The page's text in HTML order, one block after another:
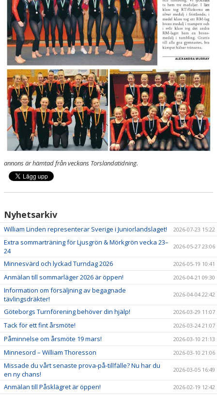
HALLSCHEMA VT2026
MAJVOLTEN
annons är hämtad från veckans Torslandatidning.
Nyhetsarkiv
William Linden representerar Sverige i Juniorlandslaget! 2026-07-23 15:22
Extra sommarträning för Ljusgrön & Mörkgrön vecka 23–
24
2026-05-27 23:06
Minnesvärd och lyckad Turndag 2026 2026-05-19 10:41
Anmälan till sommarläger 2026 är öppen! 2026-04-21 09:30
Information om försäljning av begagnade
tävlingsdräkter!
2026-04-04 22:42
Göteborgs Turnförening behöver din hjälp! 2026-03-29 11:07
Tack för ett fint årsmöte! 2026-03-24 21:07
Påminnelse om årsmöte 19 mars! 2026-03-10 21:13
Minnesord – William Thoresson 2026-03-10 21:06
Missade du vårt senaste prova-på-tillfälle? Nu har du
en ny chans!
2026-03-05 16:49
Anmälan till Påsklägret är öppen! 2026-02-19 12:42